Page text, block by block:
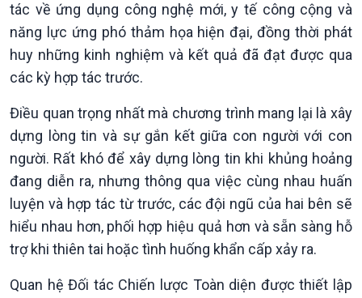
tác về ứng dụng công nghệ mới, y tế công cộng và
năng lực ứng phó thảm họa hiện đại, đồng thời phát
huy những kinh nghiệm và kết quả đã đạt được qua
các kỳ hợp tác trước.
Điều quan trọng nhất mà chương trình mang lại là xây
dựng lòng tin và sự gắn kết giữa con người với con
người. Rất khó để xây dựng lòng tin khi khủng hoảng
đang diễn ra, nhưng thông qua việc cùng nhau huấn
luyện và hợp tác từ trước, các đội ngũ của hai bên sẽ
hiểu nhau hơn, phối hợp hiệu quả hơn và sẵn sàng hỗ
trợ khi thiên tai hoặc tình huống khẩn cấp xảy ra.
Quan hệ Đối tác Chiến lược Toàn diện được thiết lập